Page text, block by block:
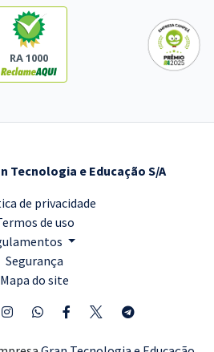
RA 1000
Tecnologia e Educação S/A
de privacidade
de uso
Segurança
Mapa do site